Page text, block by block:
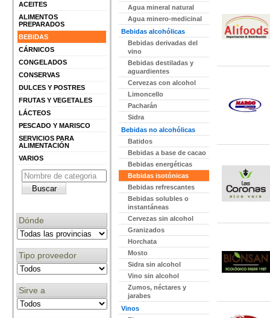
ACEITES
ALIMENTOS
PREPARADOS
BEBIDAS
CÁRNICOS
CONGELADOS
CONSERVAS
DULCES Y POSTRES
FRUTAS Y VEGETALES
LÁCTEOS
PESCADO Y MARISCO
SERVICIOS PARA
ALIMENTACIÓN
VARIOS
Dónde
Tipo proveedor
Sirve a
Agua mineral natural
Agua minero-medicinal
Bebidas alcohólicas
Bebidas derivadas del
vino
Bebidas destiladas y
aguardientes
Cervezas con alcohol
Limoncello
Pacharán
Sidra
Bebidas no alcohólicas
Batidos
Bebidas a base de cacao
Bebidas energéticas
Bebidas isotónicas
Bebidas refrescantes
Bebidas solubles o
instantáneas
Cervezas sin alcohol
Granizados
Horchata
Mosto
Sidra sin alcohol
Vino sin alcohol
Zumos, néctares y
jarabes
Vinos